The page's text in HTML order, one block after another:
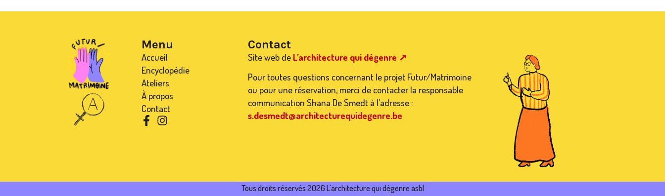
Menu
Accueil
Encyclopédie
Ateliers
À propos
Contact
Contact
Site web de L’architecture qui dégenre ↗
Pour toutes questions concernant le projet Futur/Matrimoine
ou pour une réservation, merci de contacter la responsable
communication Shana De Smedt à l’adresse :
s.desmedt@architecturequidegenre.be
Tous droits réservés 2026 L'architecture qui dégenre asbl